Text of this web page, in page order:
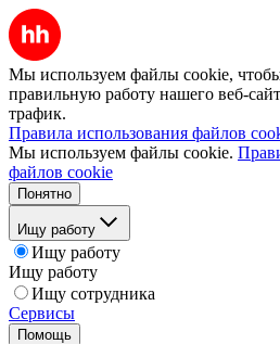
Мы используем файлы cookie,
правильную работу нашего веб-
трафик.
Правила использования файлов
Мы используем файлы cookie.
файлов cookie
Понятно
Ищу работу
Ищу работу
Ищу работу
Ищу сотрудника
Сервисы
Помощь